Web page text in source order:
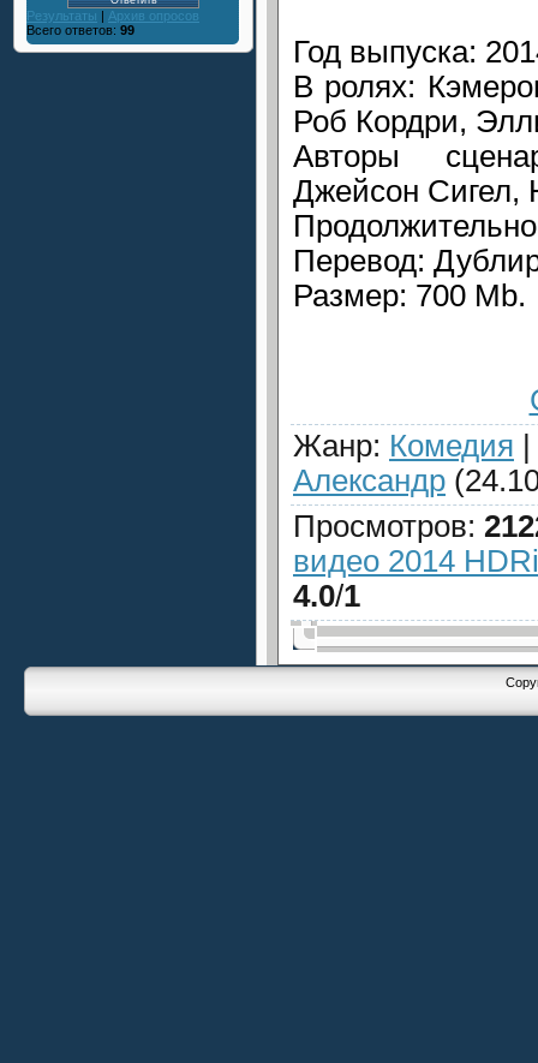
Результаты | Архив опросов
Всего ответов: 99
Год выпуска:
В ролях:
Роб Кордри,
Авторы
Джейсон Сигел,
Перевод:
Размер: 700 Mb.
Жанр: Комедия |
Александр
Просмотров:
видео 2014
4.0/1